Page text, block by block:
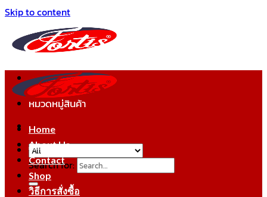
Skip to content
Search for:
หมวดหมู่สินค้า
Home
About Us
Contact
Shop
วิธีการสั่งซื้อ